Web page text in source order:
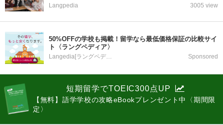
Langpedia 3005 view
50%OFFの学校も掲載！留学なら最低価格保証の比較サイ
ト〈ラングペディア〉
Langedia[ラングペディア] Sponsored
短期留学でTOEIC300点UP
【無料】語学学校の攻略eBookプレンゼント中〈期間限
定〉